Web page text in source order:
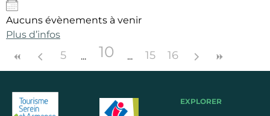
Aucuns évènements à venir
Plus d’infos
5 10 15 16
EXPLORER